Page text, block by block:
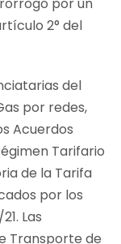
2° del
del
por redes,
Acuerdos
Tarifario
de la Tarifa
por los
Las
Transporte de